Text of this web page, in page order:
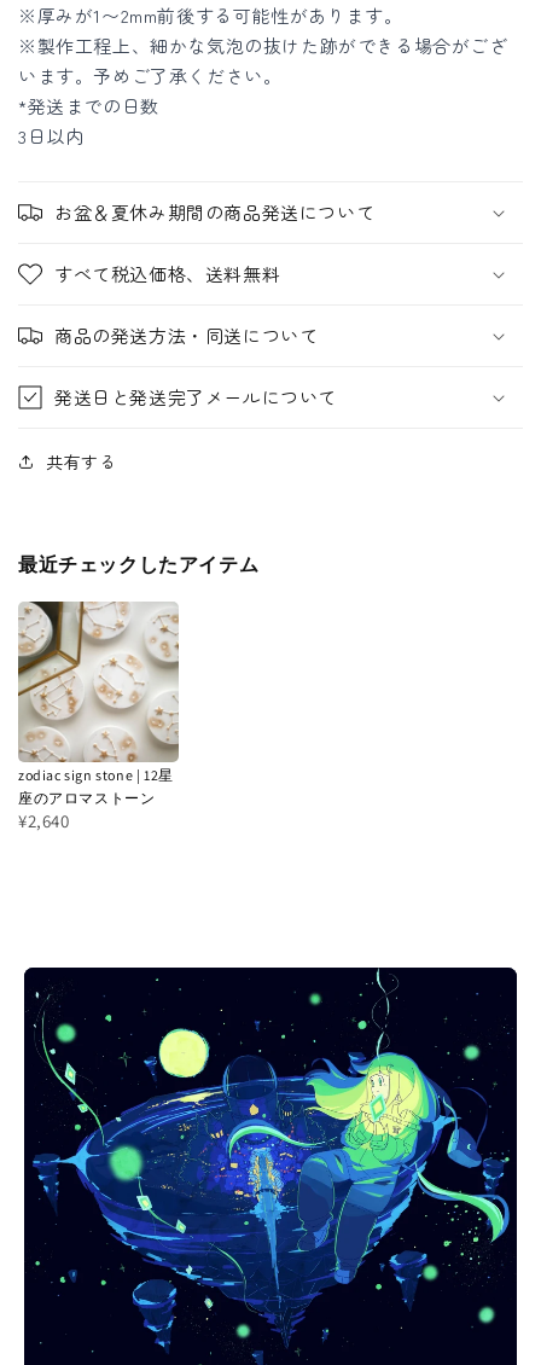
※厚みが1〜2mm前後する可能性があります。
※製作工程上、細かな気泡の抜けた跡ができる場合がござ
います。予めご了承ください。
*発送までの日数
3日以内
お盆＆夏休み期間の商品発送について
すべて税込価格、送料無料
商品の発送方法・同送について
発送日と発送完了メールについて
共有する
最近チェックしたアイテム
zodiac sign stone | 12星
座のアロマストーン
¥2,640